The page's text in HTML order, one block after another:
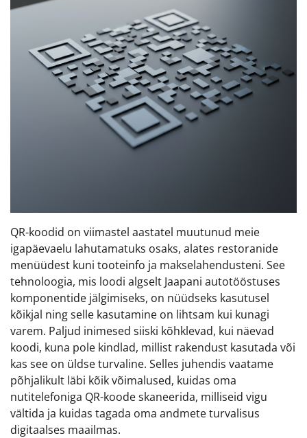
QR-koodid on viimastel aastatel muutunud meie
igapäevaelu lahutamatuks osaks, alates restoranide
menüüdest kuni tooteinfo ja makselahendusteni. See
tehnoloogia, mis loodi algselt Jaapani autotööstuses
komponentide jälgimiseks, on nüüdseks kasutusel
kõikjal ning selle kasutamine on lihtsam kui kunagi
varem. Paljud inimesed siiski kõhklevad, kui näevad
koodi, kuna pole kindlad, millist rakendust kasutada või
kas see on üldse turvaline. Selles juhendis vaatame
põhjalikult läbi kõik võimalused, kuidas oma
nutitelefoniga QR-koode skaneerida, milliseid vigu
vältida ja kuidas tagada oma andmete turvalisus
digitaalses maailmas.